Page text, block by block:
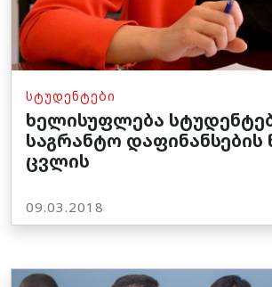
ᲡᲢᲣᲓᲔᲜᲢᲔᲑᲘ
ხელისუფლება
საგრანტო დაფინანსების
ცვლის
09.03.2018